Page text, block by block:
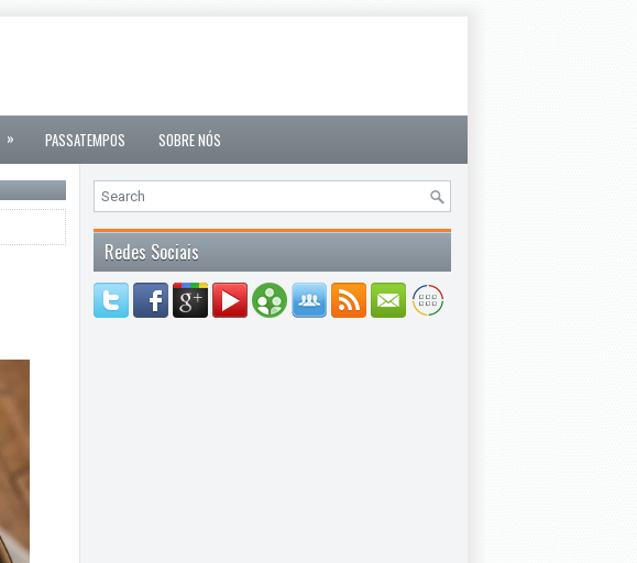
» PASSATEMPOS SOBRE NÓS
Redes Sociais